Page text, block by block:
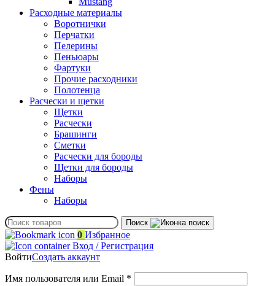
Расходные материалы
Воротнички
Перчатки
Пелерины
Пеньюары
Фартуки
Прочие расходники
Полотенца
Расчески и щетки
Щетки
Расчески
Брашинги
Сметки
Расчески для бороды
Щетки для бороды
Наборы
Фены
Наборы
Поиск
0 Избранное
Вход / Регистрация
ВойтиСоздать аккаунт
Имя пользователя или Email *